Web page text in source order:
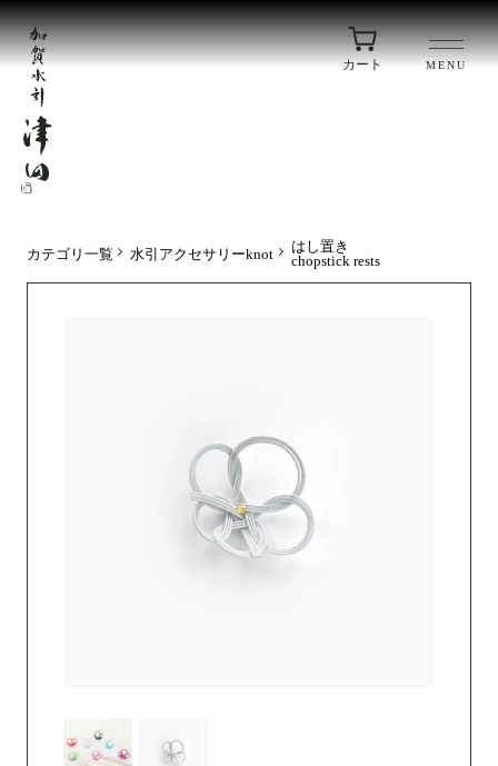
MENU
カート
カテゴリ一覧 水引アクセサリーknot
はし置き
chopstick rests